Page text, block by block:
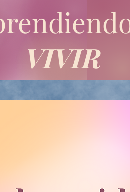
VIVIR